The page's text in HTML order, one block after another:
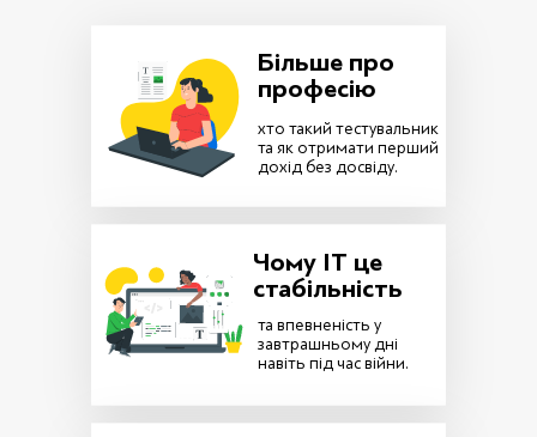
Більше про
професію
хто такий тестувальник
та як отримати перший
дохід без досвіду.
Чому ІТ це
стабільність
та впевненість у
завтрашньому дні
навіть під час війни.